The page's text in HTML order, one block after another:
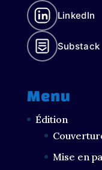
LinkedIn
Substack
Menu
Édition
Mise en